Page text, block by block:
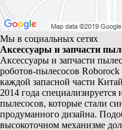
Мы в социальных сетях
Аксессуары и запчасти
Аксессуары и запчасти
роботов-пылесосов
каждой запасной части
2014 года
пылесосов, которые стали
продуманного дизайна.
высокоточном механизме